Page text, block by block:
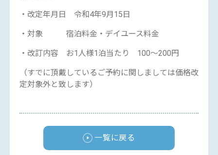
・改定年月日 令和4年9月15日
・対象 宿泊料金・デイユース料金
・改訂内容 お1人様1泊当たり 100～200円
（すでに頂戴しているご予約に関しましては価格改
定対象外と致します）
一覧に戻る